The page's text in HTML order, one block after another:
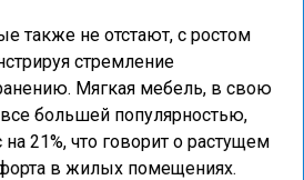
также не отстают, с ростом
стремление
Мягкая мебель, в свою
большей популярностью,
21%, что говорит о растущем
в жилых помещениях.